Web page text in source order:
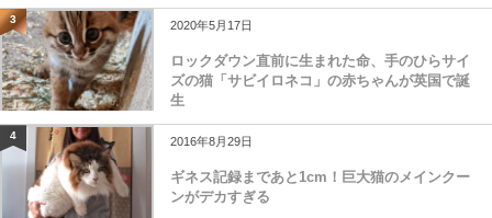
3 2020年5月17日
ロックダウン直前に生まれた命、手のひらサイ
ズの猫「サビイロネコ」の赤ちゃんが英国で誕
生
4 2016年8月29日
ギネス記録まであと1cm！巨大猫のメインクー
ンがデカすぎる